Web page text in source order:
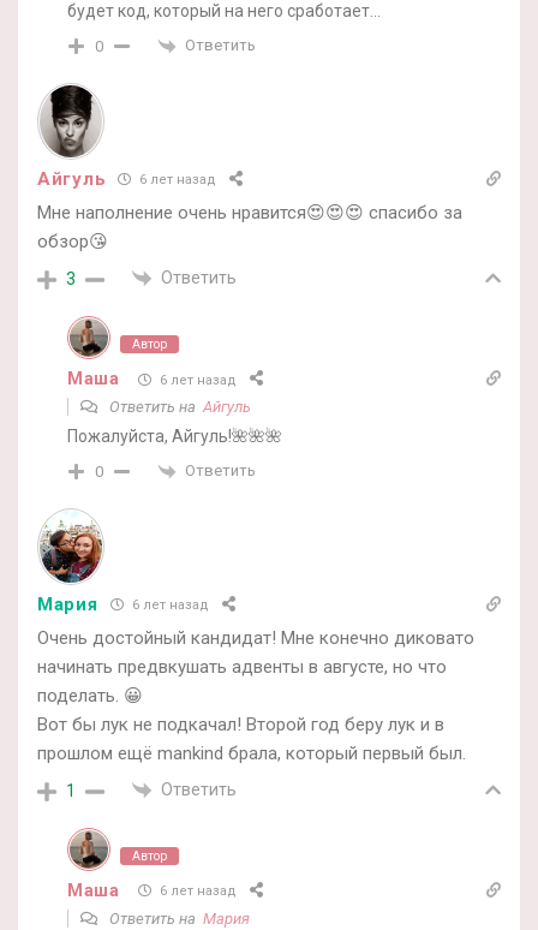
будет код, который на него сработает…
0 Ответить
Айгуль 6 лет назад
Мне наполнение очень нравится😍😍😍 спасибо за
обзор😘
3 Ответить
Автор
Маша 6 лет назад
Ответить наАйгуль
Пожалуйста, Айгуль!🌺🌺🌺
0 Ответить
Мария 6 лет назад
Очень достойный кандидат! Мне конечно диковато
начинать предвкушать адвенты в августе, но что
поделать. 😀
Вот бы лук не подкачал! Второй год беру лук и в
прошлом ещё mankind брала, который первый был.
1 Ответить
Автор
Маша 6 лет назад
Ответить на Мария